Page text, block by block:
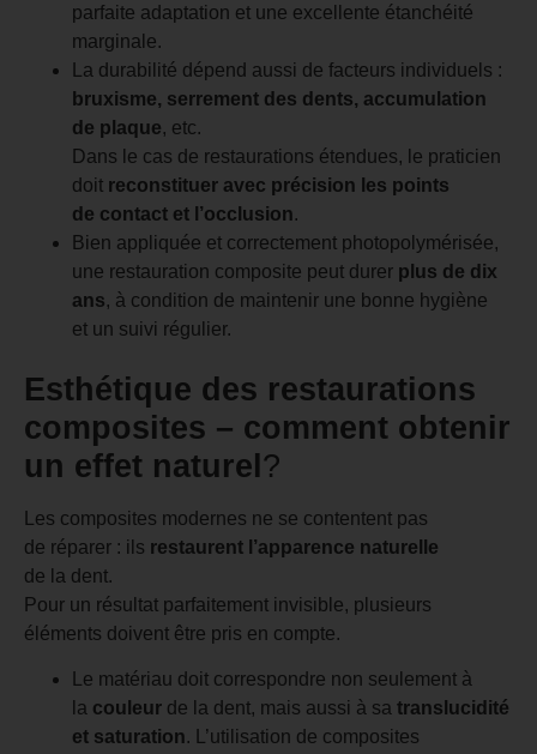
parfaite adaptation et une excellente étanchéité
marginale.
La durabilité dépend aussi de facteurs individuels :
bruxisme, serrement des dents, accumulation
de plaque, etc.
Dans le cas de restaurations étendues, le praticien
doit reconstituer avec précision les points
de contact et l’occlusion.
Bien appliquée et correctement photopolymérisée,
une restauration composite peut durer plus de dix
ans, à condition de maintenir une bonne hygiène
et un suivi régulier.
Esthétique des restaurations
composites – comment obtenir
un effet naturel?
Les composites modernes ne se contentent pas
de réparer : ils restaurent l’apparence naturelle
de la dent.
Pour un résultat parfaitement invisible, plusieurs
éléments doivent être pris en compte.
Le matériau doit correspondre non seulement à
la couleur de la dent, mais aussi à sa translucidité
et saturation. L’utilisation de composites